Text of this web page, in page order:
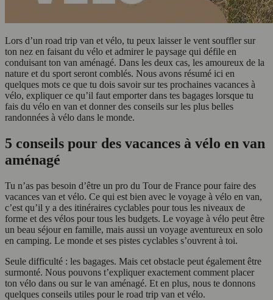
Lors d’un road trip van et vélo, tu peux laisser le vent souffler sur
ton nez en faisant du vélo et admirer le paysage qui défile en
conduisant ton van aménagé. Dans les deux cas, les amoureux de la
nature et du sport seront comblés. Nous avons résumé ici en
quelques mots ce que tu dois savoir sur tes prochaines vacances à
vélo, expliquer ce qu’il faut emporter dans tes bagages lorsque tu
fais du vélo en van et donner des conseils sur les plus belles
randonnées à vélo dans le monde.
5 conseils pour des vacances à vélo en van
aménagé
Tu n’as pas besoin d’être un pro du Tour de France pour faire des
vacances van et vélo. Ce qui est bien avec le voyage à vélo en van,
c’est qu’il y a des itinéraires cyclables pour tous les niveaux de
forme et des vélos pour tous les budgets. Le voyage à vélo peut être
un beau séjour en famille, mais aussi un voyage aventureux en solo
en camping. Le monde et ses pistes cyclables s’ouvrent à toi.
Seule difficulté : les bagages. Mais cet obstacle peut également être
surmonté. Nous pouvons t’expliquer exactement comment placer
ton vélo dans ou sur le van aménagé. Et en plus, nous te donnons
quelques conseils utiles pour le road trip van et vélo.